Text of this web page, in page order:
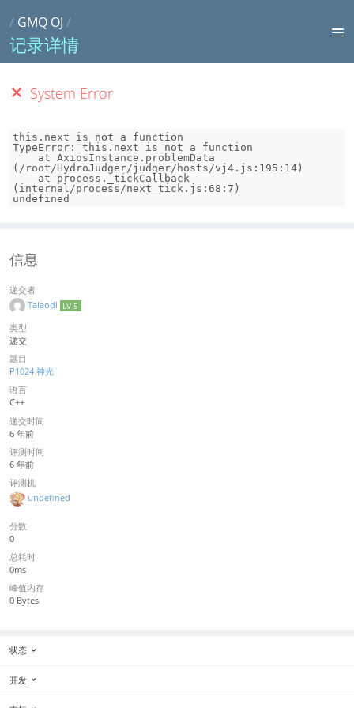
/ GMQ OJ /
记录详情
System Error
this.next is not a function
TypeError: this.next is not a function
(/root/HydroJudger/judger/hosts/vj4.js:195:14)
(internal/process/next_tick.js:68:7)
undefined
信息
递交者
Talaodi
LV 5
类型
递交
题目
P1024 神光
语言
C++
递交时间
6 年前
评测时间
6 年前
评测机
undefined
分数
0
总耗时
0ms
峰值内存
0 Bytes
状态
开发